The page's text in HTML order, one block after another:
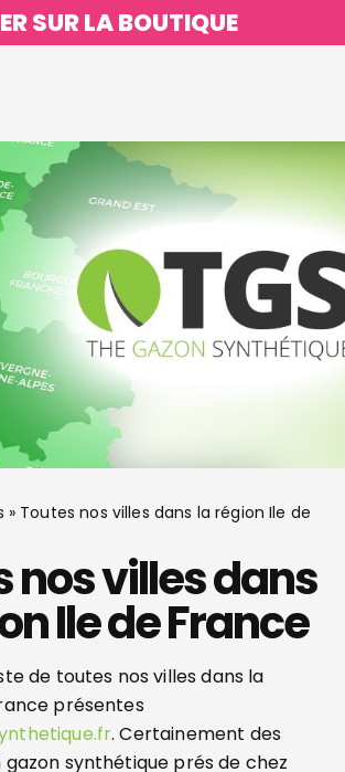
SUR LA BOUTIQUE
» Toutes nos villes dans la région Ile de
nos villes dans
Ile de France
de toutes nos villes dans la
présentes
. Certainement des
gazon synthétique prés de chez